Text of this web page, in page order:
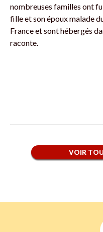
nombreuses familles ont
fille et son époux malade
France et sont hébergés
raconte.
VOIR